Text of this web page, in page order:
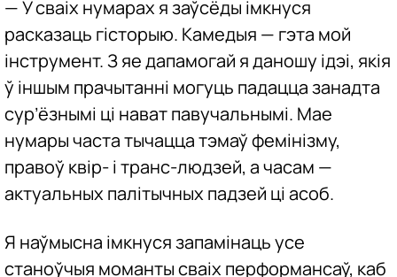
— У сваіх нумарах я заўсёды імкнуся
расказаць гісторыю. Камедыя — гэта мой
інструмент. З яе дапамогай я даношу ідэі, якія
ў іншым прачытанні могуць падацца занадта
сур’ёзнымі ці нават павучальнымі. Мае
нумары часта тычацца тэмаў фемінізму,
правоў квір- і транс-людзей, а часам —
актуальных палітычных падзей ці асоб.
Я наўмысна імкнуся запамінаць усе
станоўчыя моманты сваіх перформансаў, каб